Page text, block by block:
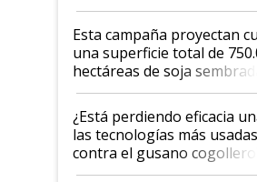
Esta campaña proyectan
una superficie total de
hectáreas de soja
con una nueva generación
variedades que marcan un
salto tecnológico en
rendimiento
¿Está perdiendo eficacia
las tecnologías más usadas
contra el gusano cogollero?
desafío de una tecnología